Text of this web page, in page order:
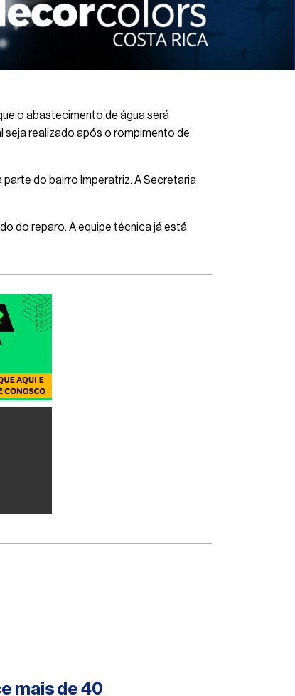
o abastecimento de água será
seja realizado após o rompimento de
do bairro Imperatriz. A Secretaria
do reparo. A equipe técnica já está
mais de 40